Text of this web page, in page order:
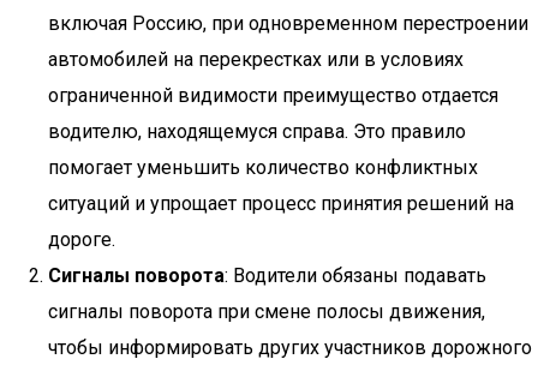
включая Россию, при одновременном перестроении
автомобилей на перекрестках или в условиях
ограниченной видимости преимущество отдается
водителю, находящемуся справа. Это правило
помогает уменьшить количество конфликтных
ситуаций и упрощает процесс принятия решений на
дороге.
Сигналы поворота: Водители обязаны подавать
сигналы поворота при смене полосы движения,
чтобы информировать других участников дорожного